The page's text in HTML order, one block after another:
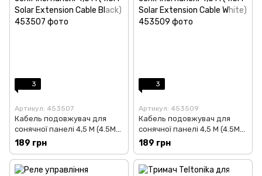
3
Артикул: 453507
Кабель подовжувач для
сонячної панелі 4,5 М (4.5M
Solar Extension Cable Black)
189 грн
3
Артикул: 453509
Кабель подовжувач для
сонячної панелі 4,5 М (4.5M
Solar Extension Cable White)
189 грн